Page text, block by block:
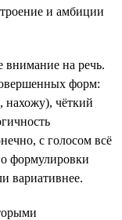
и амбиции
внимание на речь.
форм:
нахожу), чёткий
с голосом всё
формулировки
вариативнее.